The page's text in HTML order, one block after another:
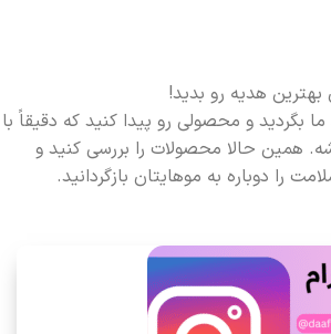
هدیه رو بدید!
بگردید و محصولی رو پیدا کنید که دقیقاً با
همین حالا محصولات را بررسی کنید و
را دوباره به موهایتان بازگردانید.